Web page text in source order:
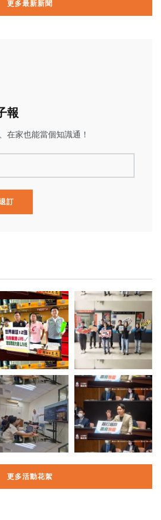
更多最新新聞
報
在家也能當個知識通！
訂
更多活動花絮